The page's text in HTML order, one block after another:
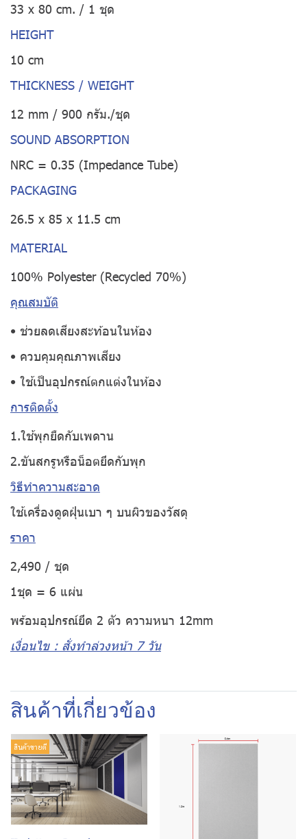
33 x 80 cm. / 1 ชุด
HEIGHT
10 cm
THICKNESS / WEIGHT
12 mm / 900 กรัม./ชุด
SOUND ABSORPTION
NRC = 0.35 (Impedance Tube)
PACKAGING
26.5 x 85 x 11.5 cm
MATERIAL
100% Polyester (Recycled 70%)
คุณสมบัติ
• ช่วยลดเสียงสะท้อนในห้อง
• ควบคุมคุณภาพเสียง
• ใช้เป็นอุปกรณ์ตกแต่งในห้อง
การติดตั้ง
1.ใช้พุกยืดกับเพดาน
2.ขันสกรูหรือน็อตยึดกับพุก
วิธีทำความสะอาด
ใช้เครื่องดูดฝุ่นเบา ๆ บนผิวของวัสดุ
ราคา
2,490 / ชุด
1ชุด = 6 แผ่น
พร้อมอุปกรณ์ยึด 2 ตัว ความหนา 12mm
เงื่อนไข : สั่งทำล่วงหน้า 7 วัน
สินค้าที่เกี่ยวข้อง
สินค้าขายดี